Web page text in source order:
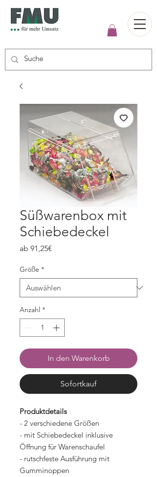
Süßwarenbox mit
Schiebedeckel
ab 91,25€
Größe *
Anzahl *
In den Warenkorb
Sofortkauf
Produktdetails
- 2 verschiedene Größen
- mit Schiebedeckel inklusive
Öffnung für Warenschaufel
- rutschfeste Ausführung mit
Gumminoppen